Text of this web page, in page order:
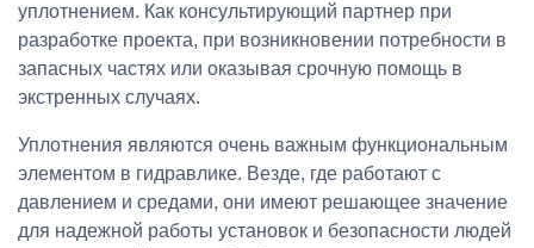
уплотнением. Как консультирующий партнер при
разработке проекта, при возникновении потребности в
запасных частях или оказывая срочную помощь в
экстренных случаях.
Уплотнения являются очень важным функциональным
элементом в гидравлике. Везде, где работают с
давлением и средами, они имеют решающее значение
для надежной работы установок и безопасности людей